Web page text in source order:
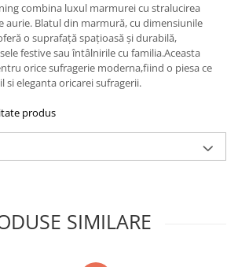
combina luxul marmurei cu stralucirea
aurie. Blatul din marmură, cu dimensiunile
o suprafață spațioasă și durabilă,
festive sau întâlnirile cu familia.Aceasta
orice sufragerie moderna,fiind o piesa ce
si eleganta oricarei sufragerii.
produs
SIMILARE